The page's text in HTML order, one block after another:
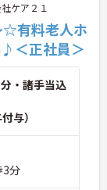
ケア２１
☆有料老人ホ
＜正社員＞
・諸手当込
与）
3分